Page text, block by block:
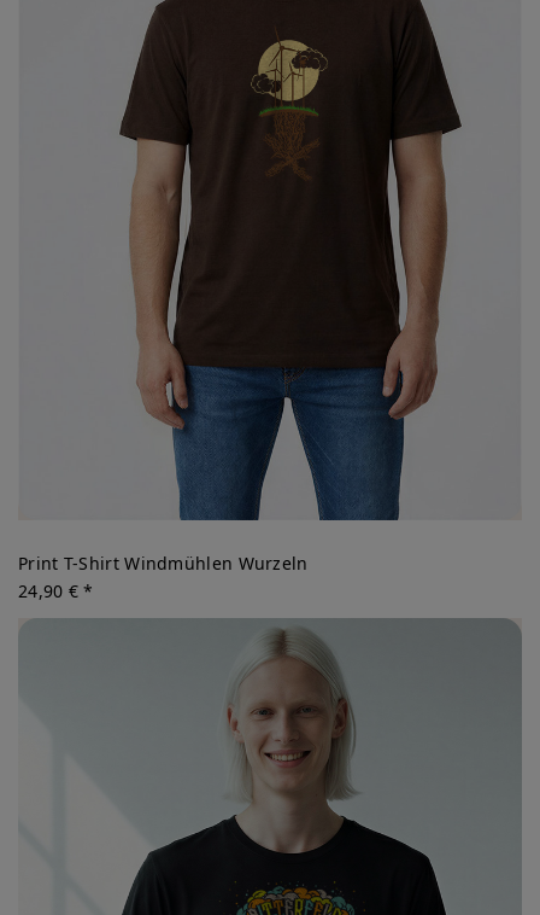
Print T-Shirt Windmühlen Wurzeln
24,90 € *